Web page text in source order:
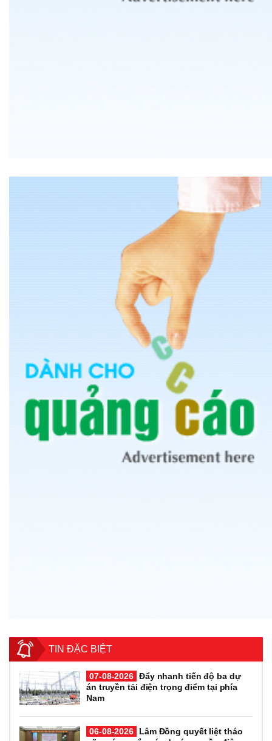
TIN ĐẶC BIỆT
07-08-2026 Đẩy nhanh tiến độ ba dự
án truyền tải điện trọng điểm tại phía
Nam
06-08-2026
Lâm Đồng quyết liệt tháo